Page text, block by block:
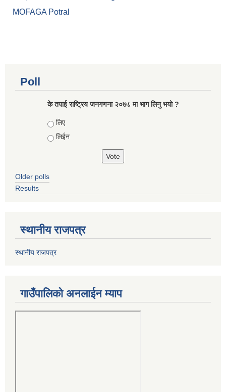
MOFAGA Potral
Poll
के तपाई राष्ट्रिय जनगणना २०७८ मा भाग लिनु भयो ?
Choices
लिए
लिईन
Older polls
Results
स्थानीय राजपत्र
स्थानीय राजपत्र
गाउँपालिको अनलाईन म्याप